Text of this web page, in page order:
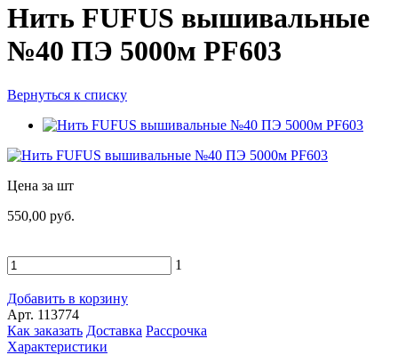
Нить FUFUS вышивальные
№40 ПЭ 5000м PF603
Вернуться к списку
Цена за шт
550,00 руб.
1
Добавить в корзину
Арт. 113774
Как заказать Доставка Рассрочка
Характеристики